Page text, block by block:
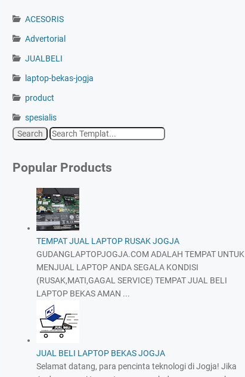
ACESORIS
Advertorial
JUALBELI
laptop-bekas-jogja
product
spesialis
Popular Products
TEMPAT JUAL LAPTOP RUSAK JOGJA
GUDANGLAPTOPJOGJA.COM ADALAH TEMPAT UNTUK
MENJUAL LAPTOP ANDA SEGALA KONDISI
(RUSAK,MATI,GAGAL SERVICE) TEMPAT JUAL BELI
LAPTOP BEKAS AMAN ...
JUAL BELI LAPTOP BEKAS JOGJA
Selamat datang, para pencinta teknologi di Jogja! Jika